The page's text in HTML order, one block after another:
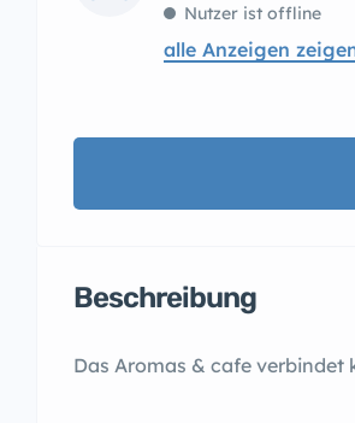
Nutzer ist offline
alle Anzeigen
Beschreibung
Das Aromas & cafe